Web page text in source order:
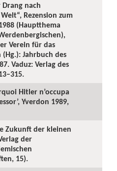
Drang nach
Rezension zum
(Hauptthema
Verein für das
Jahrbuch des
Vaduz: Verlag des
Hitler n’occupa
Yverdon 1989,
Zukunft der kleinen
der
15).